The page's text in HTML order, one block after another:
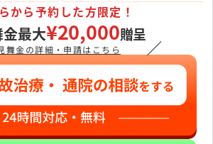
た。
から予約した方限定！
最大¥20,000贈呈
舞金の詳細・申請はこちら ／